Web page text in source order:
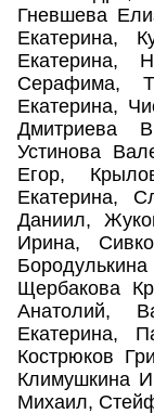
Гневшева
Екатерина,
Екатерина,
Серафима,
Екатерина,
Дмитриева
Устинова
Егор,
Екатерина,
Даниил,
Ирина,
Щербакова
Анатолий,
Екатерина,
Кострюков
Климушкина
Михаил,